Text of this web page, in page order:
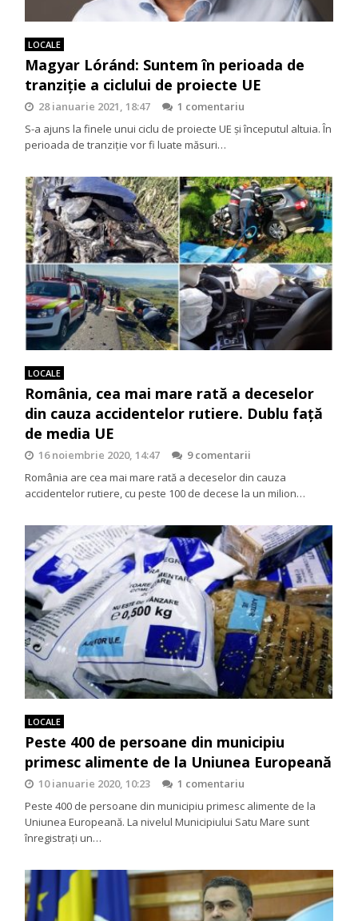
LOCALE
Magyar Lóránd: Suntem în perioada de
tranziție a ciclului de proiecte UE
28 ianuarie 2021, 18:47
1 comentariu
S-a ajuns la finele unui ciclu de proiecte UE și începutul altuia. În
perioada de tranziție vor fi luate măsuri…
LOCALE
România, cea mai mare rată a deceselor
din cauza accidentelor rutiere. Dublu față
de media UE
16 noiembrie 2020, 14:47
9 comentarii
România are cea mai mare rată a deceselor din cauza
accidentelor rutiere, cu peste 100 de decese la un milion…
LOCALE
Peste 400 de persoane din municipiu
primesc alimente de la Uniunea Europeană
10 ianuarie 2020, 10:23
1 comentariu
Peste 400 de persoane din municipiu primesc alimente de la
Uniunea Europeană. La nivelul Municipiului Satu Mare sunt
înregistrați un…